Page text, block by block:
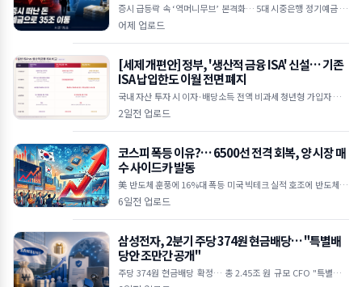
증시 급등락 속 ‘역머니무브’ 본격화… 5대 시중은행 정기예금 35
조 원 급증 한국은행 기준금리 인상 여파, 연 3%대 예금 금리 매력
어제 업로드
[세제 개편안] 정부, '생산적 금융 ISA' 신설… 기존
ISA 납입한도 이월 전면 폐지
국내 자산 투자 시 이자·배당소득 전액 비과세 청년형 가입자 납입
액 10% 추가 소득공제 기존 일반 ISA는 납입한도 이월 폐지 및 최
2일전 업로드
코스피 폭등 이유?… 6500선 전격 회복, 양 시장 매
수 사이드카 발동
美 반도체 훈풍에 16%대 폭등 미국 빅테크 실적 호조에 반도체 투
심 대폭 개선 외국인 5조 원 대 폭풍 매수 삼성전자·SK하이닉스 2
6일전 업로드
삼성전자, 2분기 주당 374원 현금배당… "특별배
당안 조만간 공개"
주당 374원 현금배당 확정… 총 2.45조 원 규모 CFO "특별배당